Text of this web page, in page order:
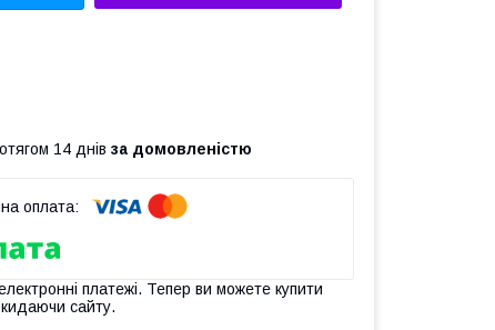
14 днів за домовленістю
платежі. Тепер ви можете купити
сайту.